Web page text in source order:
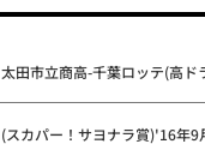
太田市立商高-千葉ロッテ(高
(スカパー！サヨナラ賞)'16年9